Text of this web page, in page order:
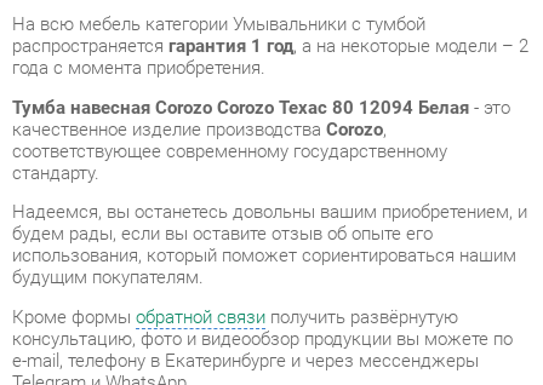
соответствующее современному государственному
стандарту.
будем рады, если вы оставите отзыв об опыте его
использования, который поможет сориентироваться нашим
будущим покупателям.
Кроме формы
консультацию, фото и видеообзор продукции вы можете по
e-mail, телефону в Екатеринбурге и через мессенджеры
Telegram и WhatsApp.
Умывальники с тумбой также можно сравнить между собой
в нашем шоу-руме и купить Тумба навесная Corozo Corozo
Техас 80 12094 Белая, самостоятельно забрав его с нашего
центрального склада в г. Екатеринбург. Полный список
адресов и магазинов смотрите на страницеконтактов.